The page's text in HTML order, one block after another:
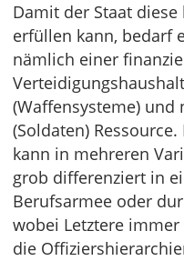
Damit der Staat
erfüllen kann, bedarf
nämlich einer
(Waffensysteme)
(Soldaten)
kann in mehreren
grob differenziert in
Berufsarmee oder
wobei Letztere
die